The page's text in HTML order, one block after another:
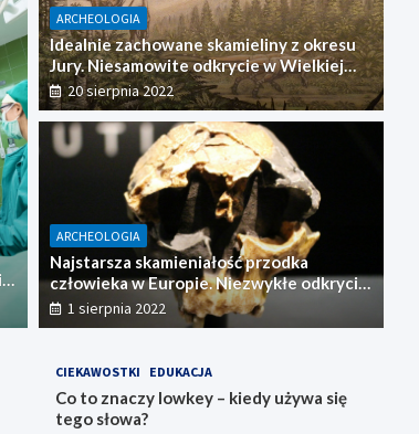
– czy będziemy budować
ARCHEOLOGIA
Idealnie zachowane skamieliny z okresu
Jury. Niesamowite odkrycie w Wielkiej
Brytanii
20 sierpnia 2022
ARCHEOLOGIA
Najstarsza skamieniałość przodka
człowieka w Europie. Niezwykłe odkrycie
w Hiszpanii!
1 sierpnia 2022
CIEKAWOSTKI EDUKACJA
Co to znaczy lowkey – kiedy używa się
tego słowa?